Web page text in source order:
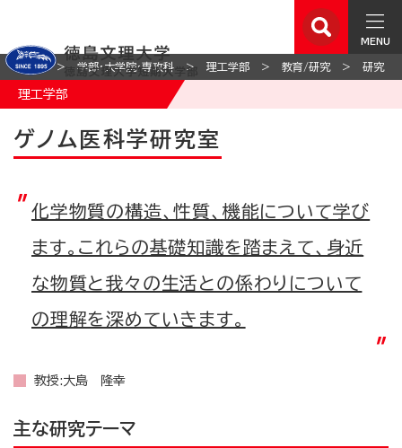
MENU
ホーム 学部・大学院・専攻科 理工学部 教育/研究 研究
理工学部
ゲノム医科学研究室
化学物質の構造、性質、機能について学び
ます。これらの基礎知識を踏まえて、身近
な物質と我々の生活との係わりについて
の理解を深めていきます。
教授:大島 隆幸
主な研究テーマ